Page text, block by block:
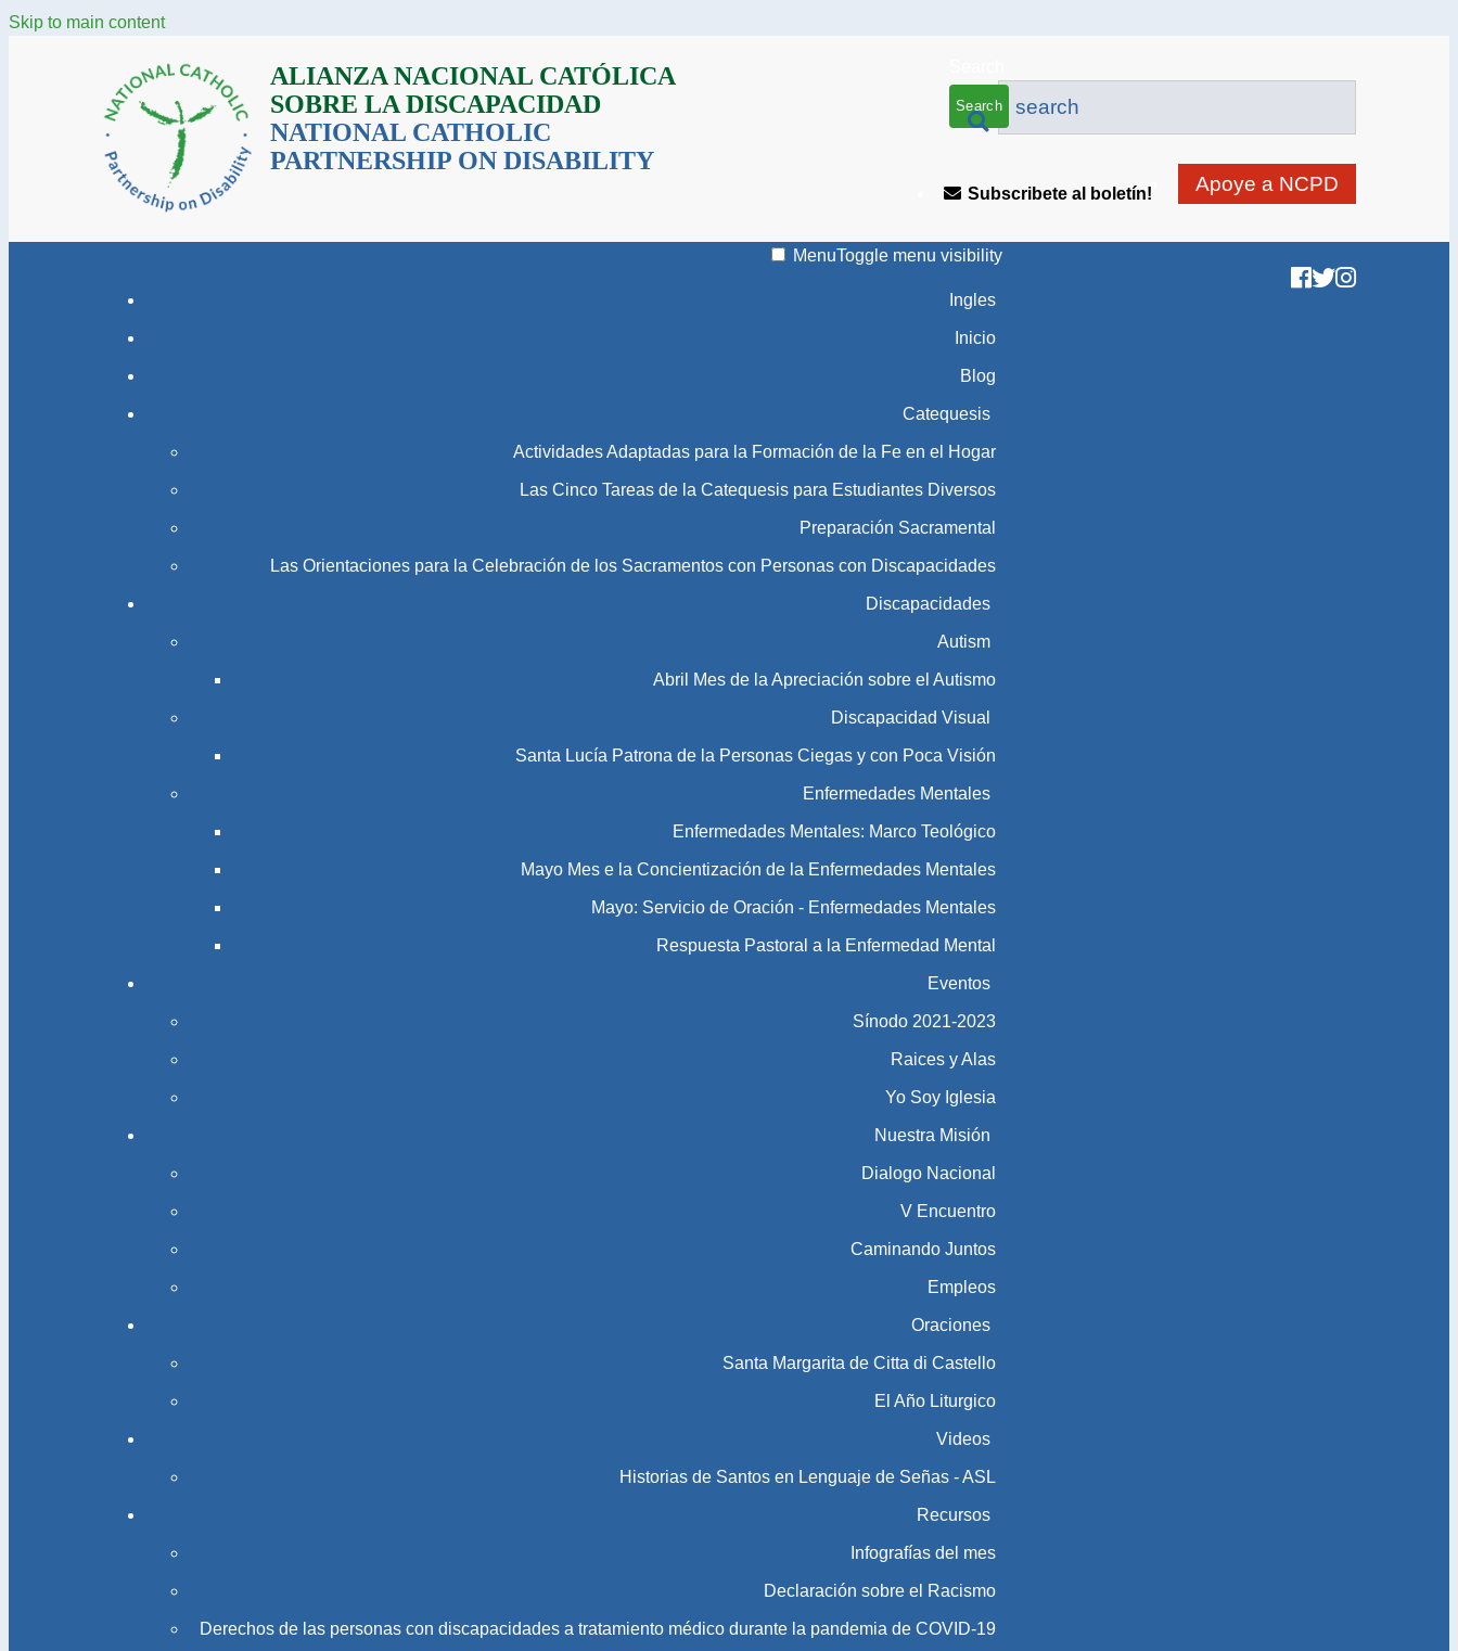
Skip to main content
ALIANZA NACIONAL CATÓLICA
SOBRE LA DISCAPACIDAD
NATIONAL CATHOLIC
PARTNERSHIP ON DISABILITY
Apoye a NCPD
Subscribete al boletín!
MenuToggle menu visibility
Ingles
Inicio
Blog
Catequesis
Actividades Adaptadas para la Formación de la Fe en el Hogar
Las Cinco Tareas de la Catequesis para Estudiantes Diversos
Preparación Sacramental
Las Orientaciones para la Celebración de los Sacramentos con Personas con Discapacidades
Discapacidades
Autism
Abril Mes de la Apreciación sobre el Autismo
Discapacidad Visual
Santa Lucía Patrona de la Personas Ciegas y con Poca Visión
Enfermedades Mentales
Enfermedades Mentales: Marco Teológico
Mayo Mes e la Concientización de la Enfermedades Mentales
Mayo: Servicio de Oración - Enfermedades Mentales
Respuesta Pastoral a la Enfermedad Mental
Eventos
Sínodo 2021-2023​​​​​​​
Raices y Alas
Yo Soy Iglesia
Nuestra Misión
Dialogo Nacional
V Encuentro
Caminando Juntos
Empleos
Oraciones
Santa Margarita de Citta di Castello
El Año Liturgico
Videos
Historias de Santos en Lenguaje de Señas - ASL
Recursos
Infografías del mes
Declaración sobre el Racismo
Derechos de las personas con discapacidades a tratamiento médico durante la pandemia de COVID-19